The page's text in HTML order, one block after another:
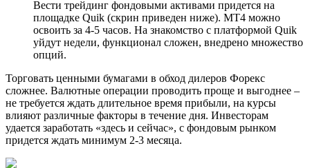
Вести трейдинг фондовыми активами придется на
площадке Quik (скрин приведен ниже). МТ4 можно
освоить за 4-5 часов. На знакомство с платформой Quik
уйдут недели, функционал сложен, внедрено множество
опций.
Торговать ценными бумагами в обход дилеров Форекс
сложнее. Валютные операции проводить проще и выгоднее –
не требуется ждать длительное время прибыли, на курсы
влияют различные факторы в течение дня. Инвесторам
удается заработать «здесь и сейчас», с фондовым рынком
придется ждать минимум 2-3 месяца.